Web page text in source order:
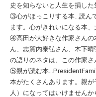
史を知らないと人生を損した
③心がほっこりする本…読ん
ます。心がきれいになる本、
④高田が大好きな作家さんの
ん、志賀内泰弘さん、木下
の語りのネタは、この作家
⑤親が読む本
本がたくさんあります。親
人）になってはいけません